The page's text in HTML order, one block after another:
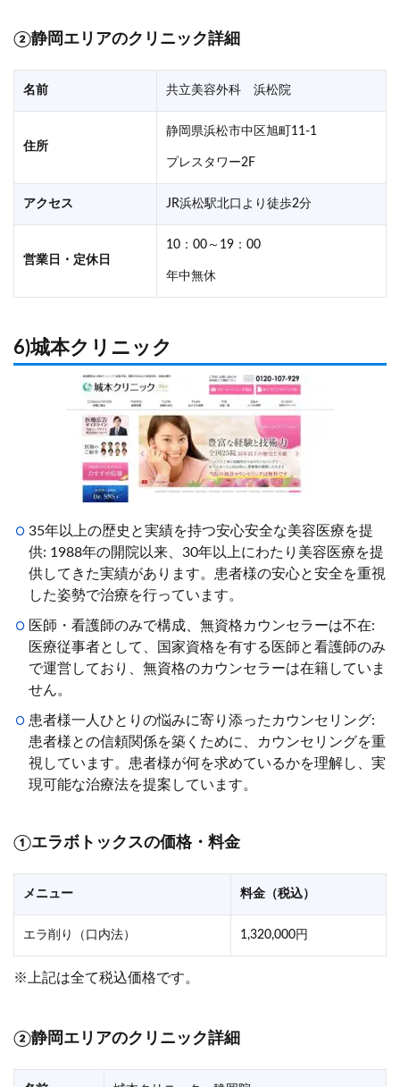
②静岡エリアのクリニック詳細
名前 共立美容外科 浜松院
住所
静岡県浜松市中区旭町11-1
プレスタワー2F
アクセス JR浜松駅北口より徒歩2分
営業日・定休日
10：00～19：00
年中無休
6)城本クリニック
35年以上の歴史と実績を持つ安心安全な美容医療を提
供: 1988年の開院以来、30年以上にわたり美容医療を提
供してきた実績があります。患者様の安心と安全を重視
した姿勢で治療を行っています。
医師・看護師のみで構成、無資格カウンセラーは不在:
医療従事者として、国家資格を有する医師と看護師のみ
で運営しており、無資格のカウンセラーは在籍していま
せん。
患者様一人ひとりの悩みに寄り添ったカウンセリング:
患者様との信頼関係を築くために、カウンセリングを重
視しています。患者様が何を求めているかを理解し、実
現可能な治療法を提案しています。
①エラボトックスの価格・料金
メニュー 料金（税込）
エラ削り（口内法） 1,320,000円
※上記は全て税込価格です。
②静岡エリアのクリニック詳細